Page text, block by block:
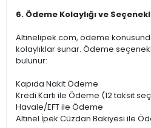
6. Ödeme Kolaylığı ve
Altinelipek.com, ödeme
kolaylıklar sunar. Ödeme
bulunur:
Kapıda Nakit Ödeme
Kredi Kartı ile Ödeme (12 taksit
Havale/EFT ile Ödeme
Altınel İpek Cüzdan Bakiyesi ile